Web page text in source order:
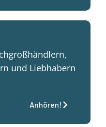
und Liebhabern
Anhören!